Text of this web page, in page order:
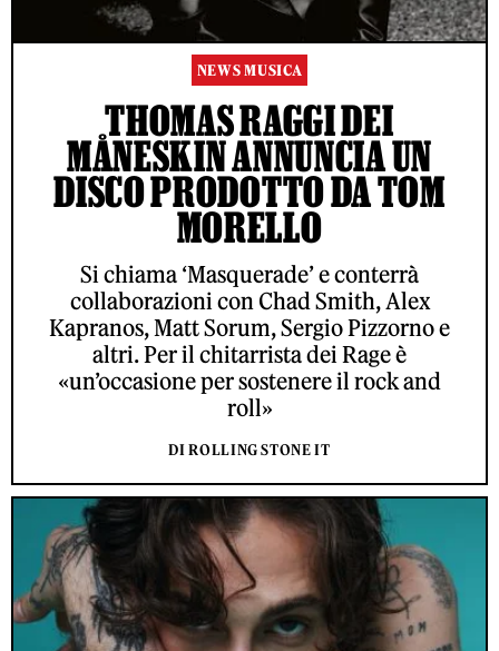
NEWS MUSICA
THOMAS RAGGI DEI
MÅNESKIN ANNUNCIA UN
DISCO PRODOTTO DA TOM
MORELLO
Si chiama ‘Masquerade’ e conterrà
collaborazioni con Chad Smith, Alex
Kapranos, Matt Sorum, Sergio Pizzorno e
altri. Per il chitarrista dei Rage è
«un’occasione per sostenere il rock and
roll»
DI ROLLING STONE IT